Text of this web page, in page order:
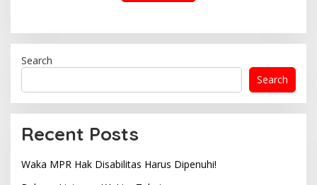
Search
Search
Recent Posts
Waka MPR Hak Disabilitas Harus Dipenuhi!